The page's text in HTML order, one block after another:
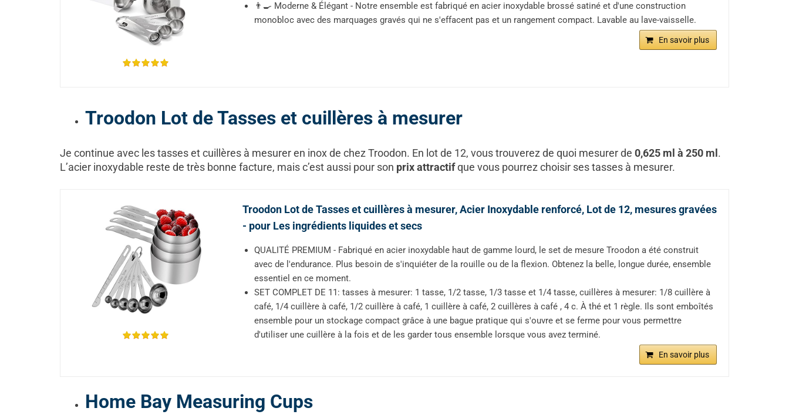
👨‍🍳 Moderne & Élégant - Notre ensemble est fabriqué en acier inoxydable brossé satiné et d'une construction
monobloc avec des marquages gravés qui ne s'effacent pas et un rangement compact. Lavable au lave-vaisselle.
En savoir plus
Troodon Lot de Tasses et cuillères à mesurer
Je continue avec les tasses et cuillères à mesurer en inox de chez Troodon. En lot de 12, vous trouverez de quoi mesurer de 0,625 ml à 250 ml.
L’acier inoxydable reste de très bonne facture, mais c’est aussi pour son prix attractifque vous pourrez choisir ses tasses à mesurer.
Troodon Lot de Tasses et cuillères à mesurer, Acier Inoxydable renforcé, Lot de 12, mesures gravées
- pour Les ingrédients liquides et secs
QUALITÉ PREMIUM - Fabriqué en acier inoxydable haut de gamme lourd, le set de mesure Troodon a été construit
avec de l'endurance. Plus besoin de s'inquiéter de la rouille ou de la flexion. Obtenez la belle, longue durée, ensemble
essentiel en ce moment.
SET COMPLET DE 11: tasses à mesurer: 1 tasse, 1/2 tasse, 1/3 tasse et 1/4 tasse, cuillères à mesurer: 1/8 cuillère à
café, 1/4 cuillère à café, 1/2 cuillère à café, 1 cuillère à café, 2 cuillères à café , 4 c. À thé et 1 règle. Ils sont emboîtés
ensemble pour un stockage compact grâce à une bague pratique qui s'ouvre et se ferme pour vous permettre
d'utiliser une cuillère à la fois et de les garder tous ensemble lorsque vous avez terminé.
En savoir plus
Home Bay Measuring Cups